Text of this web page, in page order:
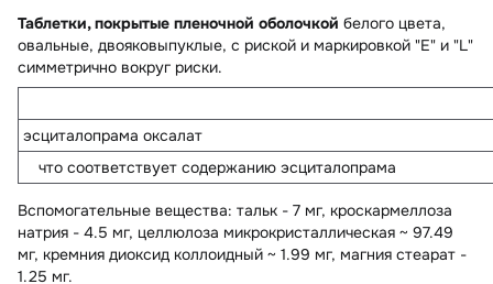
Таблетки, покрытые пленочной оболочкой белого цвета,
овальные, двояковыпуклые, с риской и маркировкой "Е" и "L"
симметрично вокруг риски.
эсциталопрама оксалат
что соответствует содержанию эсциталопрама
Вспомогательные вещества: тальк - 7 мг, кроскармеллоза
натрия - 4.5 мг, целлюлоза микрокристаллическая ~ 97.49
мг, кремния диоксид коллоидный ~ 1.99 мг, магния стеарат -
1.25 мг.